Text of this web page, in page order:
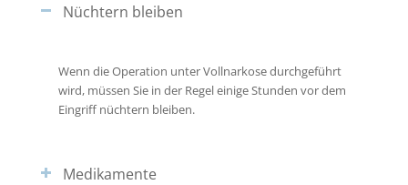
Nüchtern bleiben
Wenn die Operation unter Vollnarkose durchgeführt
wird, müssen Sie in der Regel einige Stunden vor dem
Eingriff nüchtern bleiben.
Medikamente